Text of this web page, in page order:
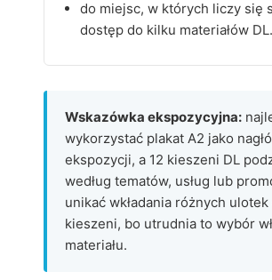
do miejsc, w których liczy się
dostęp do kilku materiałów DL.
Wskazówka ekspozycyjna:
wykorzystać plakat A2 jako
ekspozycji, a 12 kieszeni DL
według tematów, usług lub
unikać wkładania różnych
kieszeni, bo utrudnia to wybór
materiału.